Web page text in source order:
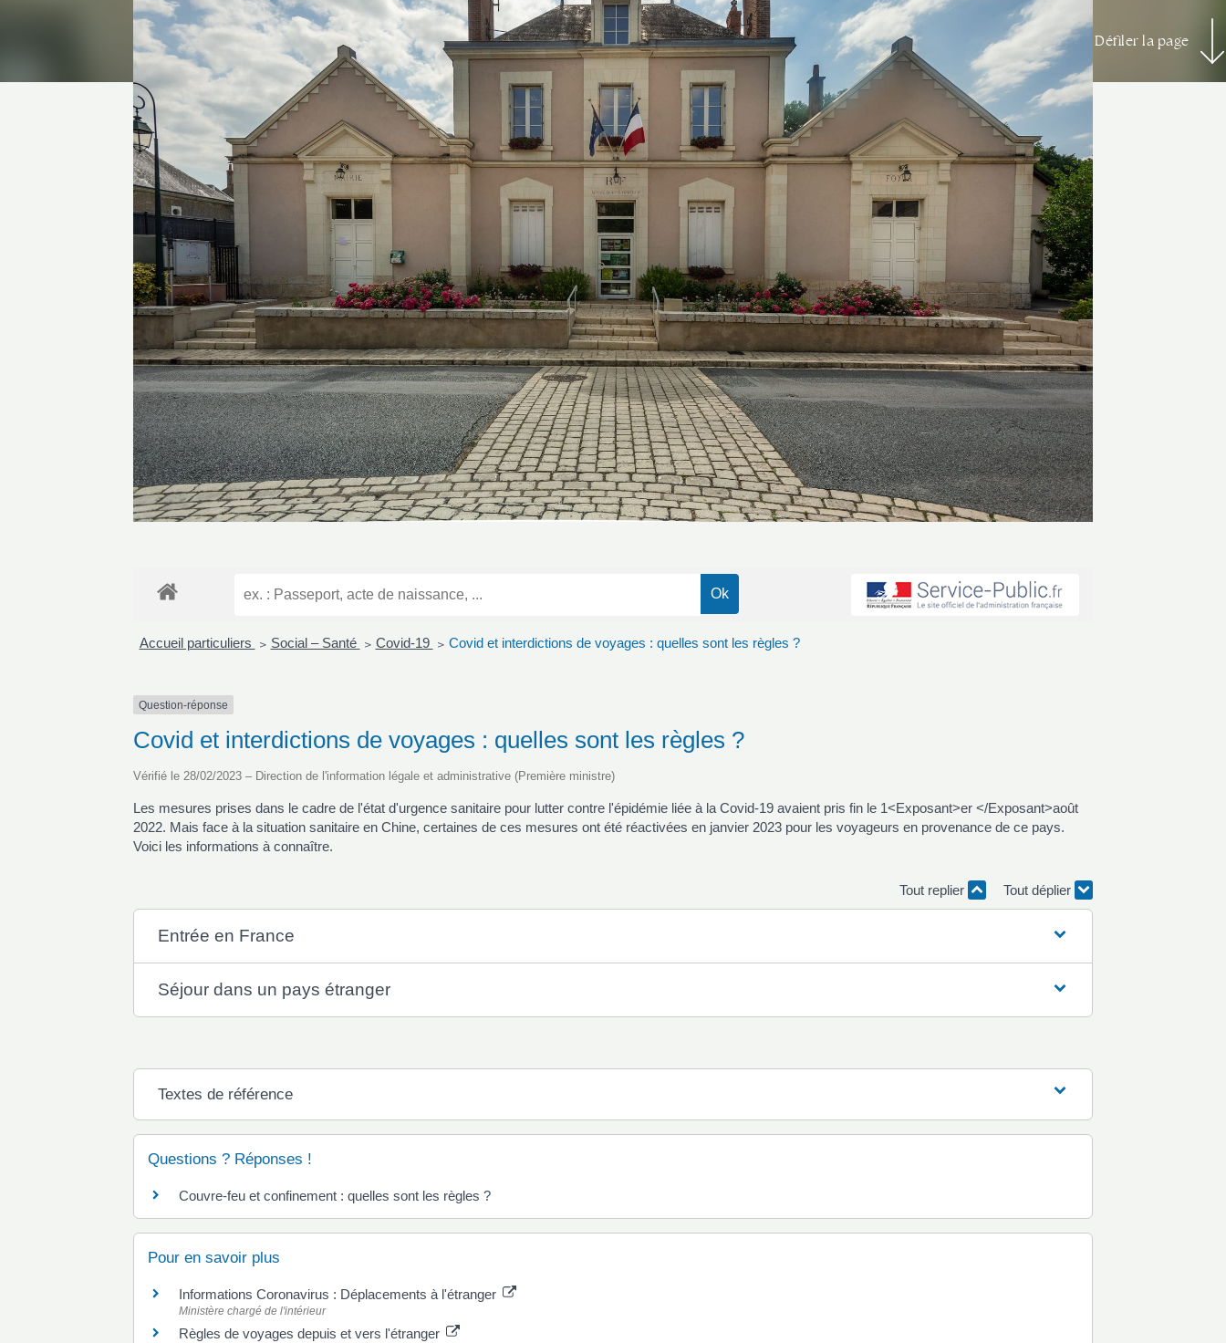
Défiler la page
Accueil particuliers > Social – Santé > Covid-19 > Covid et interdictions de voyages : quelles sont les règles ?
Question-réponse
Covid et interdictions de voyages : quelles sont les règles ?
Vérifié le 28/02/2023 – Direction de l'information légale et administrative (Première ministre)
Les mesures prises dans le cadre de l'état d'urgence sanitaire pour lutter contre l'épidémie liée à la Covid-19 avaient pris fin le 1<Exposant>er </Exposant>août
2022. Mais face à la situation sanitaire en Chine, certaines de ces mesures ont été réactivées en janvier 2023 pour les voyageurs en provenance de ce pays.
Voici les informations à connaître.
Tout replier Tout déplier
Entrée en France
Séjour dans un pays étranger
Textes de référence
Questions ? Réponses !
Couvre-feu et confinement : quelles sont les règles ?
Pour en savoir plus
Informations Coronavirus : Déplacements à l'étranger
Ministère chargé de l'intérieur
Règles de voyages depuis et vers l'étranger